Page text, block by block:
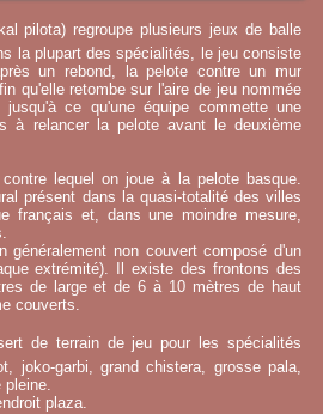
pilota) regroupe plusieurs jeux de balle
la plupart des spécialités, le jeu consiste
un rebond, la pelote contre un mur
qu'elle retombe sur l'aire de jeu nommée
ce qu'une équipe commette une
à relancer la pelote avant le deuxième
lequel on joue à la pelote basque.
présent dans la quasi-totalité des villes
français et, dans une moindre mesure,
généralement non couvert composé d'un
extrémité). Il existe des frontons des
de large et de 6 à 10 mètres de haut
couverts.
de terrain de jeu pour les spécialités
joko-garbi, grand chistera, grosse pala,
pleine.
plaza.